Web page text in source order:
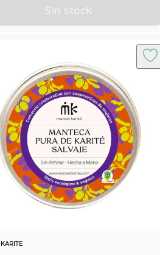
Sin stock